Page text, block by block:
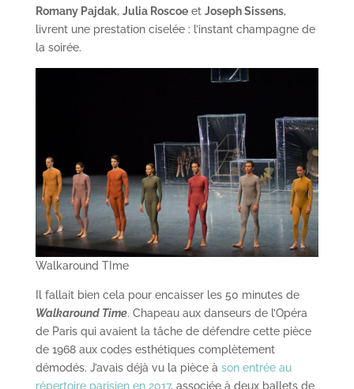
Romany Pajdak, Julia Roscoeet Joseph Sissens,
livrent une prestation ciselée : l’instant champagne de
la soirée.
Walkaround TIme
Il fallait bien cela pour encaisser les 50 minutes de
Walkaround Time. Chapeau aux danseurs de l’Opéra
de Paris qui avaient la tâche de défendre cette pièce
de 1968 aux codes esthétiques complètement
démodés. J’avais déjà vu la pièce à son entrée au
répertoire parisien en 2017, associée à deux ballets de